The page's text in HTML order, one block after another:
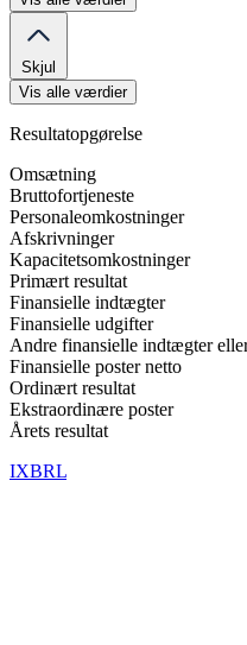
Skjul
Vis alle værdier
Resultatopgørelse
Omsætning
Bruttofortjeneste
Personaleomkostninger
Afskrivninger
Kapacitetsomkostninger
Primært resultat
Finansielle indtægter
Finansielle udgifter
Andre finansielle indtægter
Finansielle poster netto
Ordinært resultat
Ekstraordinære poster
Årets resultat
IXBRL